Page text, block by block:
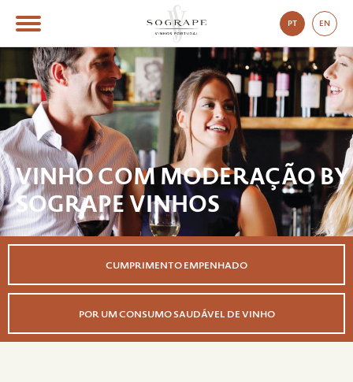
PT EN
VINHO COM MODERAÇÃO BY
SOGRAPE VINHOS
CUMPRIMENTO EMPENHADO
POR UM CONSUMO SAUDÁVEL DE VINHO